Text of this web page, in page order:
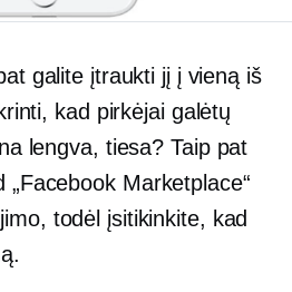
galite įtraukti jį į vieną iš
kad pirkėjai galėtų
lengva, tiesa? Taip pat
Marketplace“
todėl įsitikinkite, kad